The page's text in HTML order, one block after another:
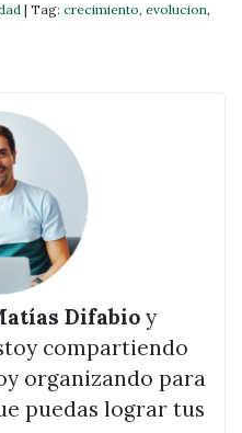
| Tag: crecimiento, evolucion,
Difabio y
compartiendo
organizando para
puedas lograr tus